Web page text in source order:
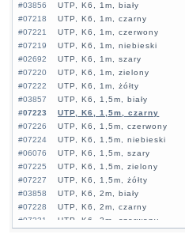
#03856
UTP, K6, 1m, biały
#07218
UTP, K6, 1m, czarny
#07221
UTP, K6, 1m, czerwony
#07219
UTP, K6, 1m, niebieski
#02692
UTP, K6, 1m, szary
#07220
UTP, K6, 1m, zielony
#07222
UTP, K6, 1m, żółty
#03857
UTP, K6, 1,5m, biały
#07223
UTP, K6, 1,5m, czarny
#07226
UTP, K6, 1,5m, czerwony
#07224
UTP, K6, 1,5m, niebieski
#06076
UTP, K6, 1,5m, szary
#07225
UTP, K6, 1,5m, zielony
#07227
UTP, K6, 1,5m, żółty
#03858
UTP, K6, 2m, biały
#07228
UTP, K6, 2m, czarny
#07231
UTP, K6, 2m, czerwony